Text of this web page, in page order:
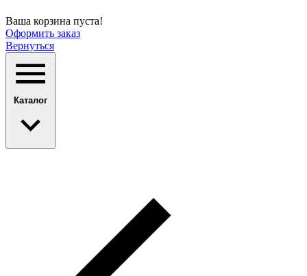
Ваша корзина пуста!
Оформить заказ
Вернуться
Каталог